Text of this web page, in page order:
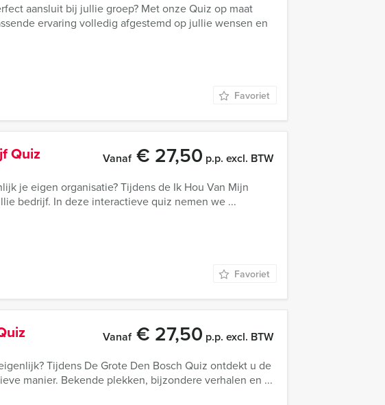
aansluit bij jullie groep? Met onze Quiz op maat
ervaring volledig afgestemd op jullie wensen en
Favoriet
Quiz Vanaf€ 27,50 p.p. excl. BTW
je eigen organisatie? Tijdens de Ik Hou Van Mijn
bedrijf. In deze interactieve quiz nemen we ...
Favoriet
Vanaf€ 27,50 p.p. excl. BTW
Tijdens De Grote Den Bosch Quiz ontdekt u de
manier. Bekende plekken, bijzondere verhalen en ...